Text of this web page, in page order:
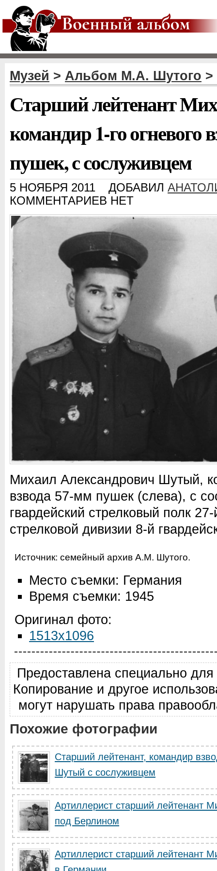
Музей > Альбом М.А. Шутого >
Старший лейтенант
командир 1-го огневого
пушек, с сослуживцем
5 НОЯБРЯ 2011 ДОБАВИЛ
КОММЕНТАРИЕВ НЕТ
Михаил Александрович Шутый,
взвода 57-мм пушек (слева), с
гвардейский стрелковый полк
стрелковой дивизии 8-й
Источник: семейный архив А.М. Шутого.
Место съемки: Германия
Время съемки: 1945
Оригинал фото:
1513x1096
Предоставлена специально
Копирование и другое
могут нарушать права
Похожие фотографии
Старший лейтенант, командир
Шутый с сослуживцем
Артиллерист старший лейтенант
под Берлином
Артиллерист старший лейтенант